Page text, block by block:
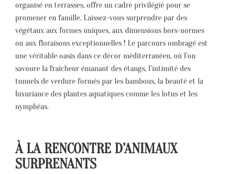
organisé en terrasses, offre un cadre privilégié pour se
promener en famille. Laissez-vous surprendre par des
végétaux aux formes uniques, aux dimensions hors-normes
ou aux floraisons exceptionnelles ! Le parcours ombragé est
une véritable oasis dans ce décor méditerranéen, où l’on
savoure la fraîcheur émanant des étangs, l’intimité des
tunnels de verdure formés par les bambous, la beauté et la
luxuriance des plantes aquatiques comme les lotus et les
nymphéas.
À LA RENCONTRE D’ANIMAUX
SURPRENANTS